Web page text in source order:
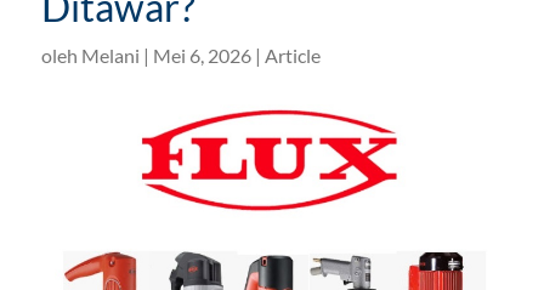
oleh Melani | Mei 6, 2026| Article